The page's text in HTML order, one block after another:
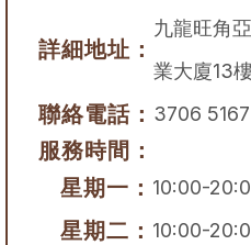
詳細地址：
九龍旺角
業大廈13
聯絡電話： 3706 5167
服務時間：
星期一： 10:00-
星期二： 10:00-